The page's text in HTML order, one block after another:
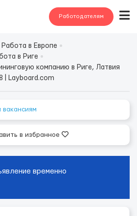
Работодателям
Работа в Европе
в Риге
компанию в Риге, Латвия
| Layboard.com
в избранное
временно